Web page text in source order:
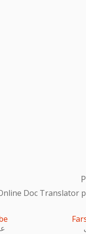
Doc Translator